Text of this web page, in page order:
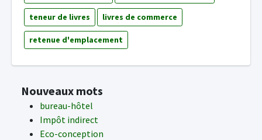
teneur de livres livres de commerce
retenue d'emplacement
Nouveaux mots
bureau-hôtel
Impôt indirect
Eco-conception